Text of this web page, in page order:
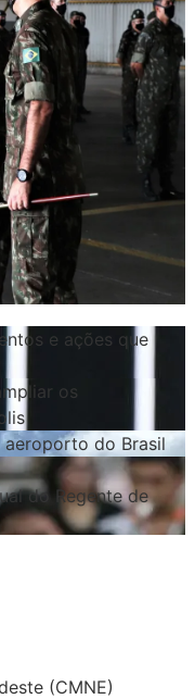
e ações que
os
aeroporto do Brasil
do Regente de
(CMNE)